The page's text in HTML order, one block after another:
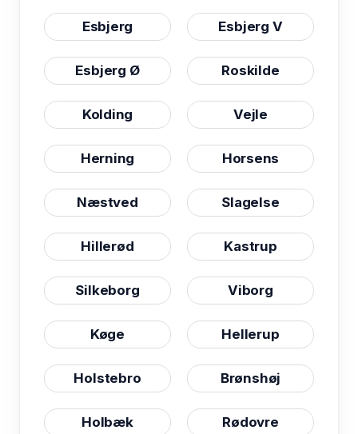
Esbjerg Esbjerg V
Esbjerg Ø Roskilde
Kolding Vejle
Herning Horsens
Næstved Slagelse
Hillerød Kastrup
Silkeborg Viborg
Køge Hellerup
Holstebro Brønshøj
Holbæk Rødovre